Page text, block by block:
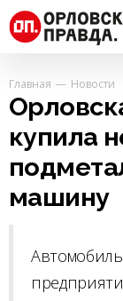
Главная Новости
купила
машину